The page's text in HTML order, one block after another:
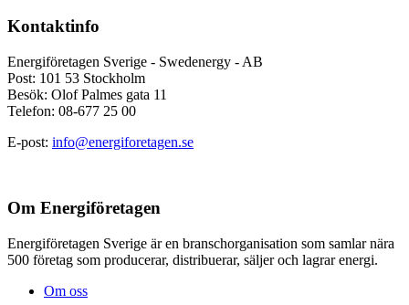
Kontaktinfo
Energiföretagen Sverige - Swedenergy - AB
Post: 101 53 Stockholm
Besök: Olof Palmes gata 11
Telefon: 08-677 25 00
E-post: info@energiforetagen.se
Om Energiföretagen
Energiföretagen Sverige är en branschorganisation som samlar nära
500 företag som producerar, distribuerar, säljer och lagrar energi.
Om oss